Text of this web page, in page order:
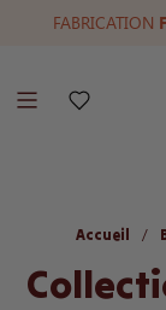
FABRICATION
PAIEMENT EN
LIVRAISON
Accueil /